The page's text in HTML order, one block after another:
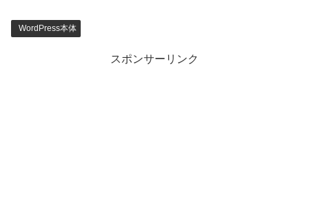
WordPress本体
スポンサーリンク